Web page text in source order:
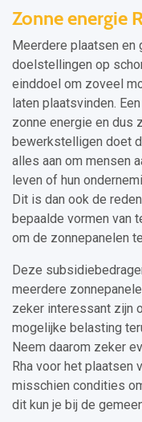
Zonne energie
Meerdere plaatsen en
doelstellingen op
einddoel om zoveel
laten plaatsvinden.
zonne energie en dus
bewerkstelligen doet
alles aan om mensen
leven of hun
Dit is dan ook de
bepaalde vormen van
om de zonnepanelen
Deze
meerdere
zeker interessant zijn
mogelijke belasting
Neem daarom zeker
Rha voor het plaatsen
misschien condities
dit kun je bij de